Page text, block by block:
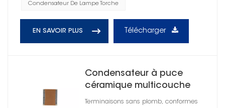
Condensateur De Lampe Torche
EN SAVOIR PLUS Télécharger
Condensateur à puce
céramique multicouche
CMS 1812
Terminaisons sans plomb, conformes